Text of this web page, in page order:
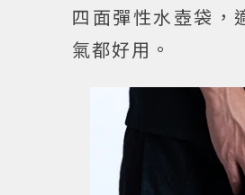
四面彈性水壺袋，
氣都好用。